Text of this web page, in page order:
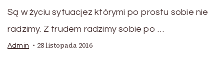
Są w życiu sytuacjez którymi po prostu sobie nie
radzimy. Z trudem radzimy sobie po …
Admin 28 listopada 2016